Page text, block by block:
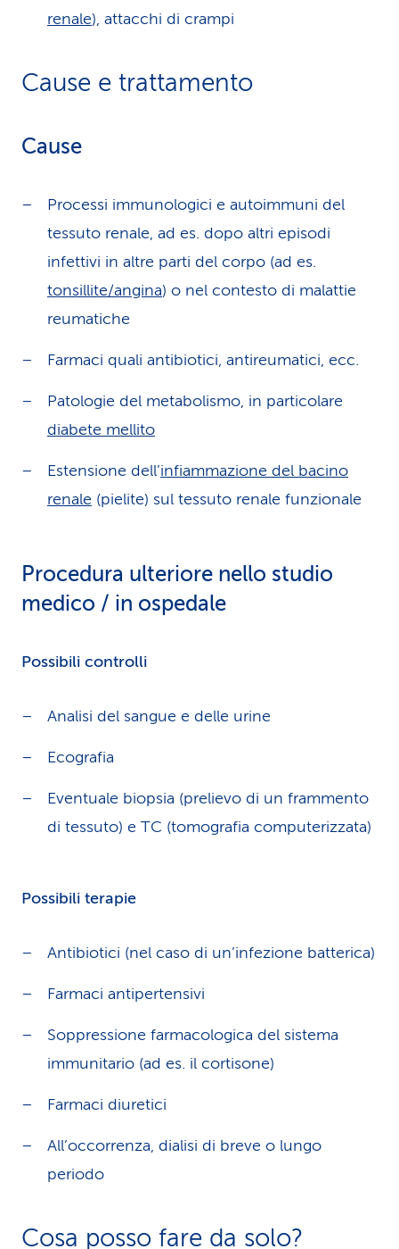
renale), attacchi di crampi
Cause e trattamento
Cause
Processi immunologici e autoimmuni del
tessuto renale, ad es. dopo altri episodi
infettivi in altre parti del corpo (ad es.
tonsillite/angina) o nel contesto di malattie
reumatiche
Farmaci quali antibiotici, antireumatici, ecc.
Patologie del metabolismo, in particolare
diabete mellito
Estensione dell’infiammazione del bacino
renale (pielite) sul tessuto renale funzionale
Procedura ulteriore nello studio
medico / in ospedale
Possibili controlli
Analisi del sangue e delle urine
Ecografia
Eventuale biopsia (prelievo di un frammento
di tessuto) e TC (tomografia computerizzata)
Possibili terapie
Antibiotici (nel caso di un’infezione batterica)
Farmaci antipertensivi
Soppressione farmacologica del sistema
immunitario (ad es. il cortisone)
Farmaci diuretici
All’occorrenza, dialisi di breve o lungo
periodo
Cosa posso fare da solo?